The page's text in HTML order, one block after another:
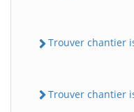
Trouver chantier
Trouver chantier